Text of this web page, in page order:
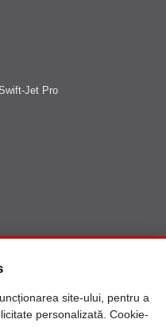
Jet Pro
site-ului, pentru a
personalizată. Cookie-